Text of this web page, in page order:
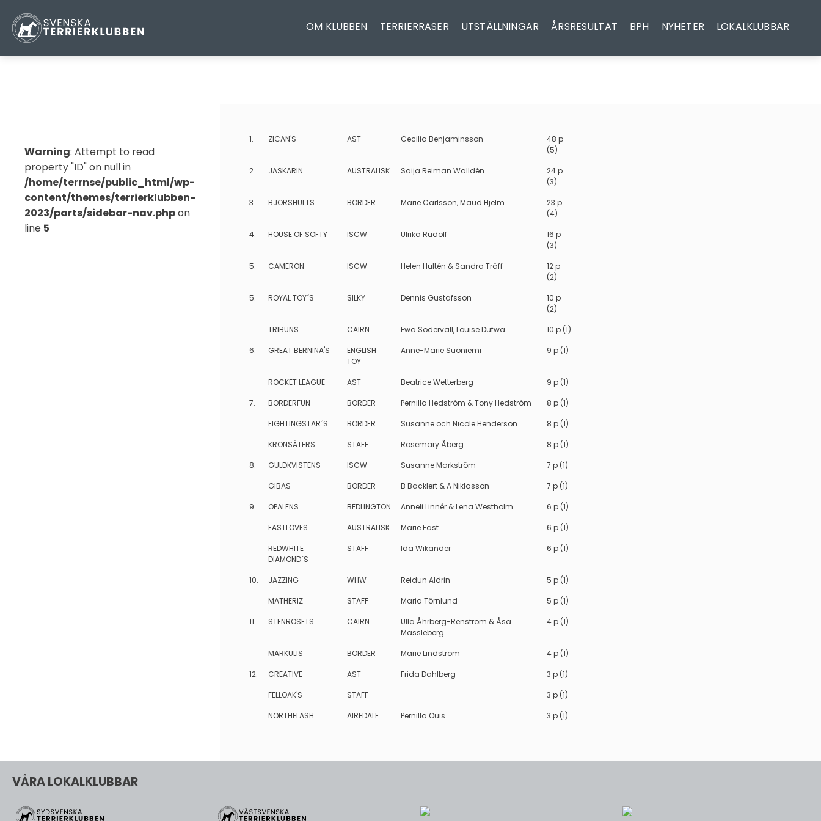
OM KLUBBEN TERRIERRASER UTSTÄLLNINGAR ÅRSRESULTAT BPH NYHETER LOKALKLUBBAR
Warning: Attempt to read
property "ID" on null in
/home/terrnse/public_html/wp-
content/themes/terrierklubben-
2023/parts/sidebar-nav.phpon
line 5
1. ZICAN'S AST Cecilia Benjaminsson
48 p
(5)
2.
JASKARIN AUSTRALISK Saija Reiman Walldén
24 p
(3)
3.
BJÖRSHULTS BORDER Marie Carlsson, Maud Hjelm
23 p
(4)
4.
HOUSE OF SOFTY ISCW Ulrika Rudolf
16 p
(3)
5.
CAMERON ISCW Helen Hultén & Sandra Träff
12 p
(2)
5.
ROYAL TOY´S SILKY Dennis Gustafsson
10 p
(2)
TRIBUNS
CAIRN Ewa Södervall, Louise Dufwa
10 p (1)
6.
GREAT BERNINA'S
ENGLISH
TOY
Anne-Marie Suoniemi 9 p (1)
ROCKET LEAGUE AST Beatrice Wetterberg
9 p (1)
7.
BORDERFUN BORDER Pernilla Hedström & Tony Hedström
8 p (1)
FIGHTINGSTAR´S
BORDER Susanne och Nicole Henderson
8 p (1)
KRONSÄTERS
STAFF Rosemary Åberg
8 p (1)
8.
GULDKVISTENS ISCW Susanne Markström
7 p (1)
GIBAS
BORDER B Backlert & A Niklasson
7 p (1)
9.
OPALENS BEDLINGTON Anneli Linnér & Lena Westholm
6 p (1)
FASTLOVES
AUSTRALISK Marie Fast
6 p (1)
REDWHITE
DIAMOND´S
STAFF Ida Wikander 6 p (1)
10. JAZZING WHW Reidun Aldrin
5 p (1)
MATHERIZ
STAFF Maria Törnlund
5 p (1)
11.
STENRÖSETS CAIRN
Ulla Åhrberg-Renström & Åsa
Massleberg
4 p (1)
MARKULIS BORDER Marie Lindström
4 p (1)
12.
CREATIVE AST Frida Dahlberg
3 p (1)
FELLOAK'S
STAFF
3 p (1)
NORTHFLASH
AIREDALE Pernilla Ouis 3 p (1)
VÅRA LOKALKLUBBAR